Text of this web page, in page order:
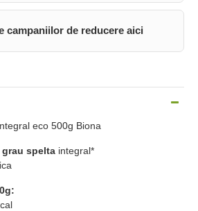
campaniilor de reducere aici
eco 500g Biona
grau spelta integral*